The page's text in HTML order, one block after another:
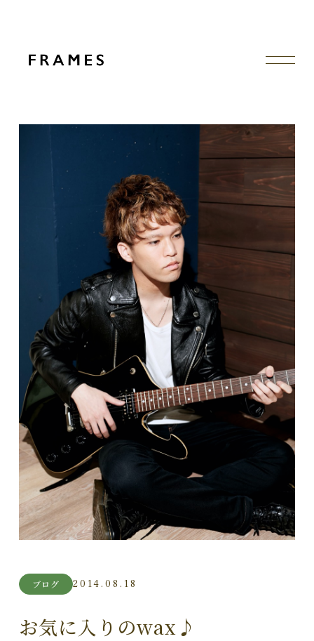
ブログ 2014.08.18
お気に入りのwax♪